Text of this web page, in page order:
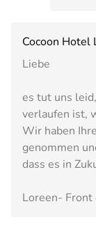
Cocoon Hotel
Liebe
es tut uns
verlaufen ist,
Wir haben
genommen
dass es in
Loreen- Front